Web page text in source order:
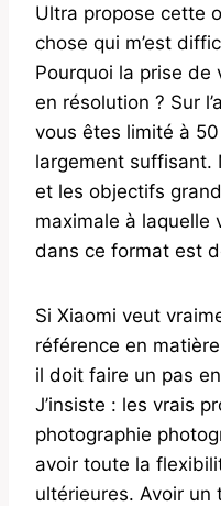
Ultra propose cette
chose qui m’est
Pourquoi la prise de
en résolution ? Sur
vous êtes limité à
largement suffisant.
et les objectifs
maximale à laquelle
dans ce format est
Si Xiaomi veut
référence en
il doit faire un pas
J’insiste : les vrais
photographie
avoir toute la
ultérieures. Avoir